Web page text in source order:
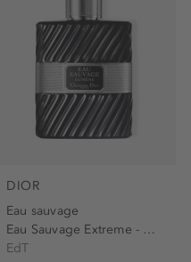
DIOR
Eau sauvage
Eau Sauvage Extreme - Eau de Toilette
EdT